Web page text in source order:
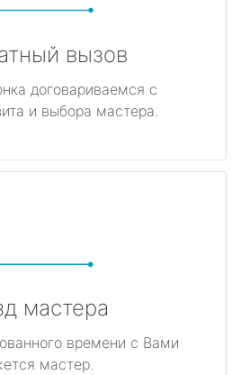
вызов
договариваемся с
и выбора мастера.
мастера
времени с Вами
мастер.